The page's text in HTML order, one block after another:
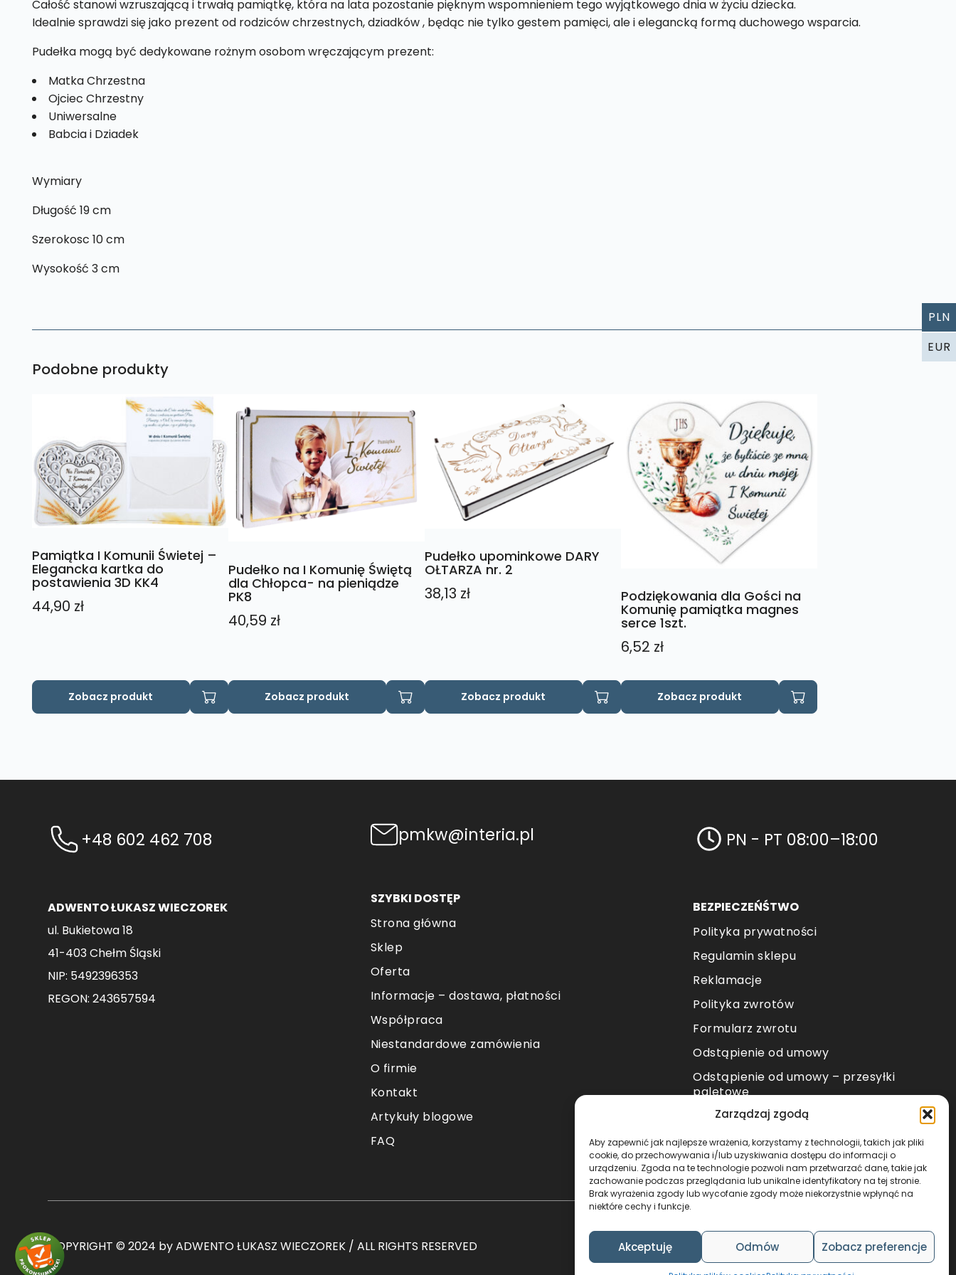
Zarządzaj zgodą
Aby zapewnić jak najlepsze wrażenia, korzystamy z technologii, takich jak pliki
cookie, do przechowywania i/lub uzyskiwania dostępu do informacji o
urządzeniu. Zgoda na te technologie pozwoli nam przetwarzać dane, takie jak
zachowanie podczas przeglądania lub unikalne identyfikatory na tej stronie.
Brak wyrażenia zgody lub wycofanie zgody może niekorzystnie wpłynąć na
niektóre cechy i funkcje.
Akceptuję Odmów Zobacz preferencje
Całość stanowi wzruszającą i trwałą pamiątkę, która na lata pozostanie pięknym wspomnieniem tego wyjątkowego dnia w życiu dziecka.
Idealnie sprawdzi się jako prezent od rodziców chrzestnych, dziadków , będąc nie tylko gestem pamięci, ale i elegancką formą duchowego wsparcia.
Pudełka mogą być dedykowane rożnym osobom wręczającym prezent:
Matka Chrzestna
Ojciec Chrzestny
Uniwersalne
Babcia i Dziadek
Wymiary
Długość 19 cm
Szerokosc 10 cm
Wysokość 3 cm
Podobne produkty
Pamiątka I Komunii Świetej –
Elegancka kartka do
postawienia 3D KK4
44,90 zł
Zobacz produkt
Pudełko na I Komunię Świętą
dla Chłopca- na pieniądze
PK8
40,59 zł
Zobacz produkt
Pudełko upominkowe DARY
OŁTARZA nr. 2
38,13 zł
Zobacz produkt
Podziękowania dla Gości na
Komunię pamiątka magnes
serce 1szt.
6,52 zł
Zobacz produkt
+48 602 462 708
ADWENTO ŁUKASZ WIECZOREK
ul. Bukietowa 18
41-403 Chełm Śląski
NIP: 5492396353
REGON: 243657594
pmkw@interia.pl
SZYBKI DOSTĘP
Strona główna
Sklep
Oferta
Informacje – dostawa, płatności
Współpraca
Niestandardowe zamówienia
O firmie
Kontakt
Artykuły blogowe
FAQ
PN - PT 08:00–18:00
BEZPIECZEŃŚTWO
Polityka prywatności
Regulamin sklepu
Reklamacje
Polityka zwrotów
Formularz zwrotu
Odstąpienie od umowy
Odstąpienie od umowy – przesyłki
paletowe
METODY PŁATNOŚCI
COPYRIGHT © 2024 by ADWENTO ŁUKASZ WIECZOREK / ALL RIGHTS RESERVED DESIGN & CODE BYFOXSTUDIO
PLN
EUR